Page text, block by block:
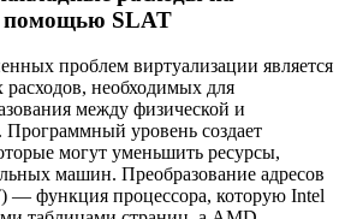
помощью SLAT
проблем виртуализации является
расходов, необходимых для
между физической и
уровень создает
могут уменьшить ресурсы,
машин. Преобразование адресов
— функция процессора, которую Intel